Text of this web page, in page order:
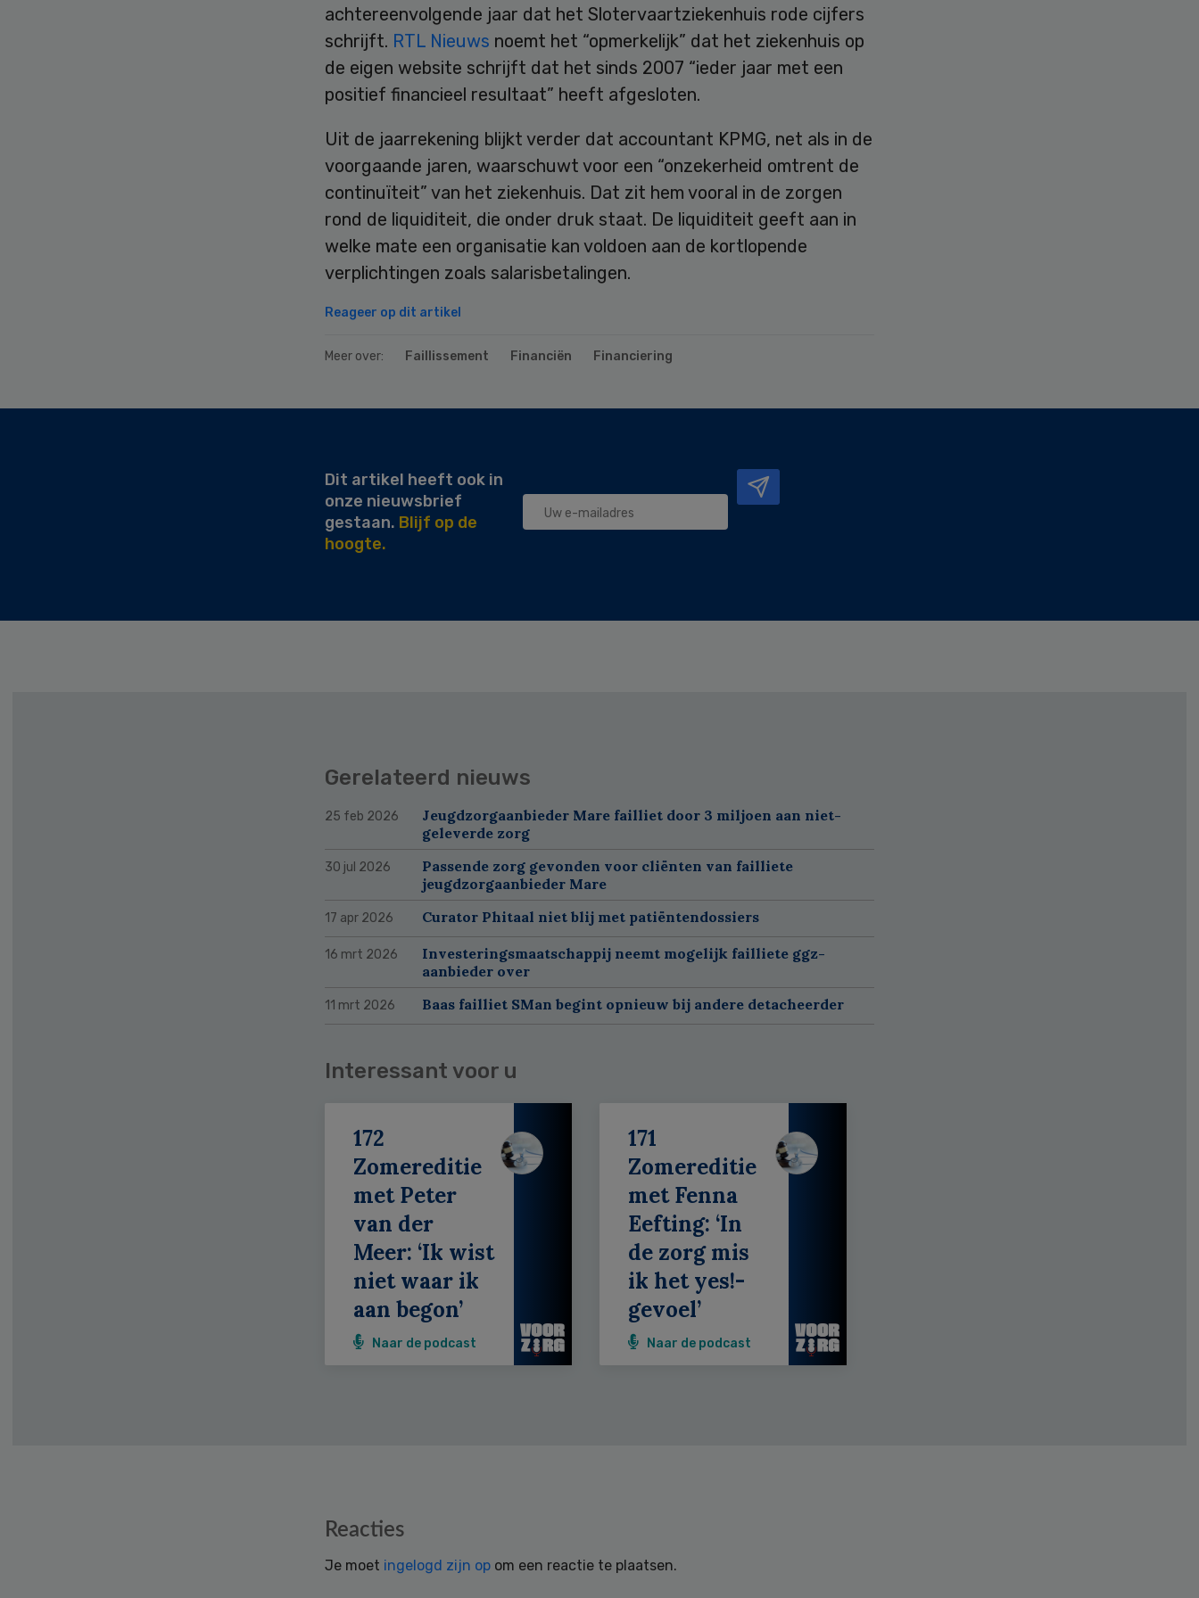
achtereenvolgende jaar dat het Slotervaartziekenhuis rode cijfers
schrijft. RTL Nieuws noemt het “opmerkelijk” dat het ziekenhuis op
de eigen website schrijft dat het sinds 2007 “ieder jaar met een
positief financieel resultaat” heeft afgesloten.
Uit de jaarrekening blijkt verder dat accountant KPMG, net als in de
voorgaande jaren, waarschuwt voor een “onzekerheid omtrent de
continuïteit” van het ziekenhuis. Dat zit hem vooral in de zorgen
rond de liquiditeit, die onder druk staat. De liquiditeit geeft aan in
welke mate een organisatie kan voldoen aan de kortlopende
verplichtingen zoals salarisbetalingen.
Reageer op dit artikel
Meer over: Faillissement Financiën Financiering
Dit artikel heeft ook in
onze nieuwsbrief
gestaan. Blijf op de
hoogte.
Gerelateerd nieuws
25 feb 2026
Jeugdzorgaanbieder Mare failliet door 3 miljoen aan niet-
geleverde zorg
30 jul 2026
Passende zorg gevonden voor cliënten van failliete
jeugdzorgaanbieder Mare
17 apr 2026 Curator Phitaal niet blij met patiëntendossiers
16 mrt 2026
Investeringsmaatschappij neemt mogelijk failliete ggz-
aanbieder over
11 mrt 2026 Baas failliet SMan begint opnieuw bij andere detacheerder
Interessant voor u
172
Zomereditie
met Peter
van der
Meer: ‘Ik wist
niet waar ik
aan begon’
Naar de podcast
171
Zomereditie
met Fenna
Eefting: ‘In
de zorg mis
ik het yes!-
gevoel’
Naar de podcast
Reacties
Je moet ingelogd zijn op om een reactie te plaatsen.